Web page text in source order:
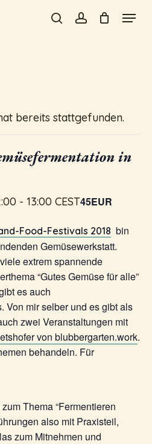
searchaccount
Menu
bereits stattgefunden.
in
- 13:00 CEST45EUR
Food-Festivals 2018 bin
Gemüsewerkstatt.
extrem spannende
“Gutes Gemüse für alle”
es auch
Von mir selber und es gibt als
zwei Veranstaltungen mit
von blubbergarten.work.
behandeln. Für
Thema “Fermentieren
also mit Praxisteil,
zum Mitnehmen und